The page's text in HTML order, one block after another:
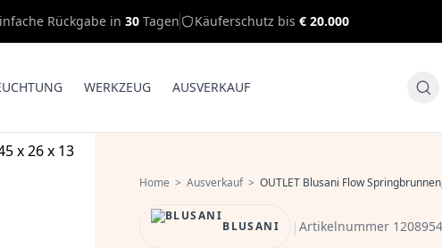
Rückgabe in 30 Tagen Käuferschutz bis € 20.000
WERKZEUG AUSVERKAUF
Home > Ausverkauf > OUTLET Blusani Flow Springbrunnen,
BLUSANI |Artikelnummer